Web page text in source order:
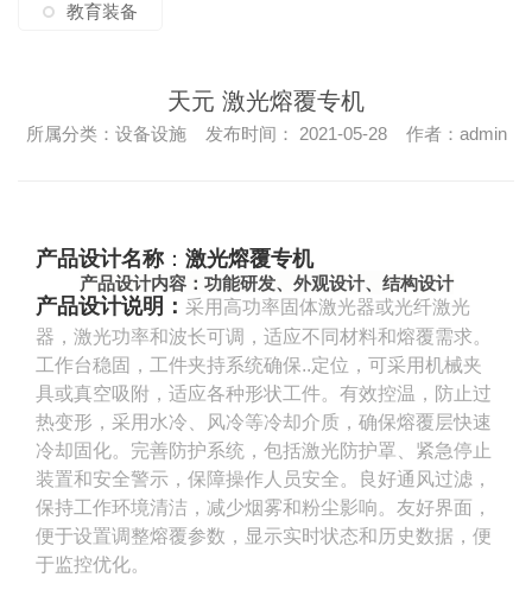
教育装备
天元 激光熔覆专机
所属分类：设备设施 发布时间： 2021-05-28 作者：admin
产品设计名称 ： 激光熔覆专机
产品设计内容： 功能研发、 外观设计、结构设计
产品设计说明 ： 采用高功率固体激光器或光纤激光
器，激光功率和波长可调，适应不同材料和熔覆需求。
工作台稳固，工件夹持系统确保..定位，可采用机械夹
具或真空吸附，适应各种形状工件。有效控温，防止过
热变形，采用水冷、风冷等冷却介质，确保熔覆层快速
冷却固化。完善防护系统，包括激光防护罩、紧急停止
装置和安全警示，保障操作人员安全。良好通风过滤，
保持工作环境清洁，减少烟雾和粉尘影响。友好界面，
便于设置调整熔覆参数，显示实时状态和历史数据，便
于监控优化。